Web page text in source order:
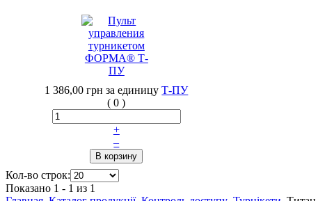
1 386,00 грн за единицу Т-ПУ
( 0)
+
–
Кол-во строк:
Показано 1 - 1 из 1